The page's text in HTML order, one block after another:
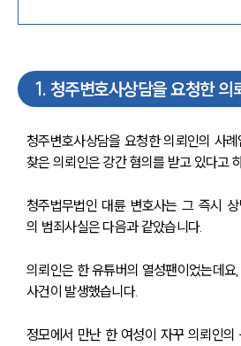
1. 청주변호사상담을 요청한 의
청주변호사상담을 요청한 의뢰인의 사
찾은 의뢰인은 강간 혐의를 받고 있다고
청주법무법인 대륜 변호사는 그 즉시
의 범죄사실은 다음과 같았습니다.
의뢰인은 한 유튜버의 열성팬이었는데
사건이 발생했습니다.
정모에서 만난 한 여성이 자꾸 의뢰인의